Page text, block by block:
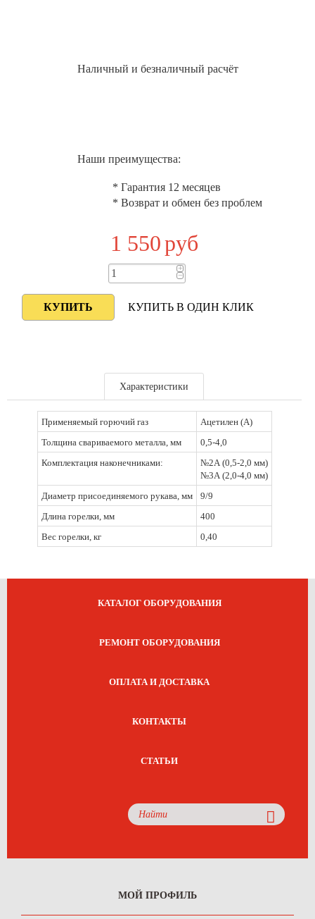
Наличный и безналичный расчёт
Наши преимущества:
* Гарантия 12 месяцев
* Возврат и обмен без проблем
1 550руб
+
−
КУПИТЬ В ОДИН КЛИК
Характеристики
Применяемый горючий газ
Ацетилен (А)
Толщина свариваемого металла, мм
0,5-4,0
Комплектация наконечниками:
№2А (0,5-2,0 мм)
№3А (2,0-4,0 мм)
Диаметр присоединяемого рукава, мм
9/9
Длина горелки, мм
400
Вес горелки, кг
0,40
КАТАЛОГ ОБОРУДОВАНИЯ
РЕМОНТ ОБОРУДОВАНИЯ
ОПЛАТА И ДОСТАВКА
КОНТАКТЫ
СТАТЬИ
МОЙ ПРОФИЛЬ